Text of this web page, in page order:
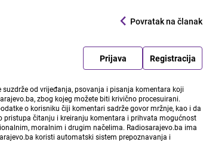
Povratak na članak
Prijava Registracija
od vrijeđanja, psovanja i pisanja komentara koji
zbog kojeg možete biti krivično procesuirani.
o korisniku čiji komentari sadrže govor mržnje, kao i da
čitanju i kreiranju komentara i prihvata mogućnost
moralnim i drugim načelima. Radiosarajevo.ba ima
koristi automatski sistem prepoznavanja i